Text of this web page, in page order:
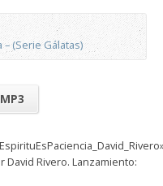
(Serie Gálatas)
Rivero. Lanzamiento: